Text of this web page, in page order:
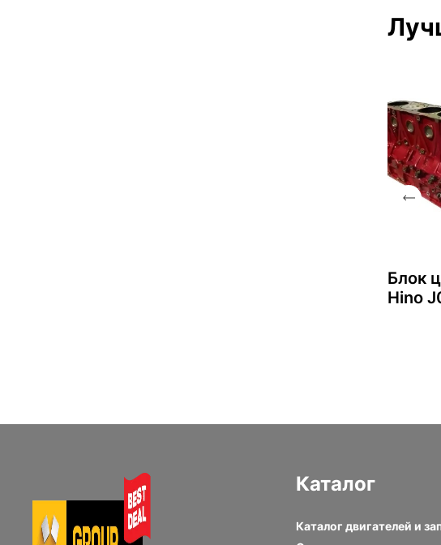
Блок
Hino
Каталог
Каталог двигателей и